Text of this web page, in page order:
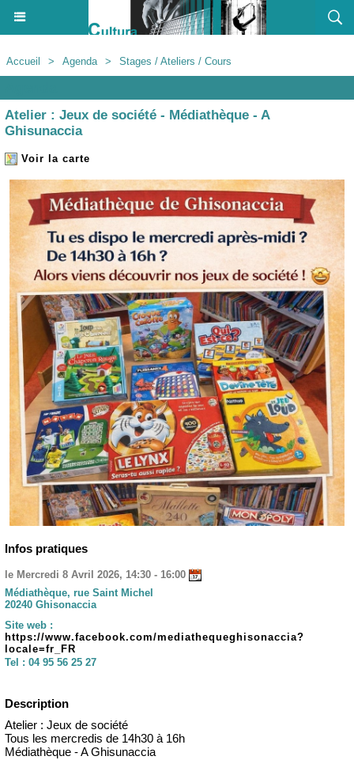
Accueil > Agenda > Stages / Ateliers / Cours
Atelier : Jeux de société - Médiathèque - A
Ghisunaccia
Voir la carte
Infos pratiques
le Mercredi 8 Avril 2026, 14:30 - 16:00
Médiathèque, rue Saint Michel
20240 Ghisonaccia
Site web :
https://www.facebook.com/mediathequeghisonaccia?
locale=fr_FR
Tel : 04 95 56 25 27
Description
Atelier : Jeux de société
Tous les mercredis de 14h30 à 16h
Médiathèque - A Ghisunaccia